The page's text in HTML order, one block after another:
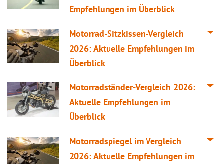
Empfehlungen im Überblick
Motorrad-Sitzkissen-Vergleich
2026: Aktuelle Empfehlungen im
Überblick
Motorradständer-Vergleich 2026:
Aktuelle Empfehlungen im
Überblick
Motorradspiegel imVergleich
2026: Aktuelle Empfehlungen im